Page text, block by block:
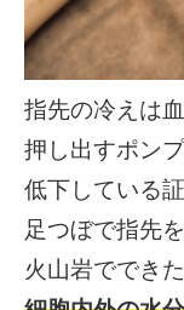
指先の冷えは
押し出すポン
低下している証
足つぼで指先
火山岩ででき